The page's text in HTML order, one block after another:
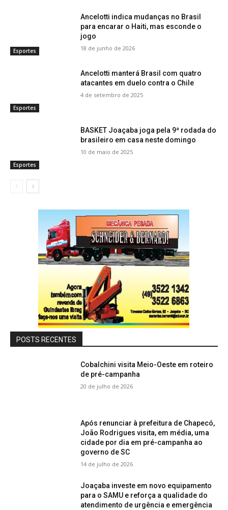
Esportes
Ancelotti indica mudanças no Brasil
para encarar o Haiti, mas esconde o
jogo
18 de junho de 2026
Esportes
Ancelotti manterá Brasil com quatro
atacantes em duelo contra o Chile
4 de setembro de 2025
Esportes
BASKET Joaçaba joga pela 9ª rodada do
brasileiro em casa neste domingo
10 de maio de 2025
POSTS RECENTES
Cobalchini visita Meio-Oeste em roteiro
de pré-campanha
20 de julho de 2026
Após renunciar à prefeitura de Chapecó,
João Rodrigues visita, em média, uma
cidade por dia em pré-campanha ao
governo de SC
14 de julho de 2026
Joaçaba investe em novo equipamento
para o SAMU e reforça a qualidade do
atendimento de urgência e emergência